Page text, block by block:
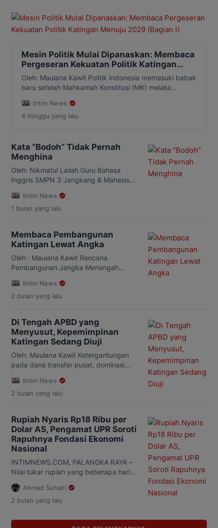
Mesin Politik Mulai Dipanaskan: Membaca
Pergeseran Kekuatan Politik Katingan
Menuju 2029 (Bagian I)
Oleh: Maulana Kawit Politik Indonesia memasuki babak
baru setelah Mahkamah Konstitusi (MK) melalui
pemisahan pelaksanaan Pemilu Nasional dan Pemilu
Daerah mulai tahun 2029. Putusan tersebut mengakhiri
legislatif, dan kepala daerah dalam satu siklus waktu
yang berdekatan. Perubahan ini bukan sekadar
Intim News
4 minggu yang lalu
Kata “Bodoh” Tidak Pernah
Menghina
Oleh: Nikmatul Lailah Guru Bahasa
Inggris SMPN 3 Jangkang & Mahasiswi
Universitas Negeri Semarang
INTIMNEWS.COM – Bahasa seringkali
kompleks dari semua itu. Yang
sesungguhnya bekerja adalah makna
yang lahir dari konteks, relasi sosial,
sejarah, budaya, dan tujuan
Intim News
1 bulan yang lalu
Membaca Pembangunan
Katingan Lewat Angka
Oleh : Maulana Kawit Rencana
Pembangunan Jangka Menengah
2025–2029 menempatkan visi
pembangunan daerah pada
mulia. Visi ini menjadi arah besar
pemerintahan Bupati Saiful dan Wakil
Bupati Firdaus dalam merancang
kebijakan pembangunan jangka
panjang. Namun, ketika visi itu dibaca
Pusat […]
Intim News
2 bulan yang lalu
Di Tengah APBD yang
Menyusut, Kepemimpinan
Katingan Sedang Diuji
Oleh: Maulana Kawit Ketergantungan
pada dana transfer pusat, dominasi
pembangunan, hingga persoalan
layanan air bersih menjadi ujian awal
2026 dalam situasi yang tidak mudah.
Di saat masyarakat berharap
percepatan pembangunan, terutama
perbaikan infrastruktur jalan,
peningkatan layanan kesehatan,
pendidikan yang lebih baik, serta
pemerataan pembangunan hingga […]
Intim News
2 bulan yang lalu
Rupiah Nyaris Rp18 Ribu per
Dolar AS, Pengamat UPR Soroti
Rapuhnya Fondasi Ekonomi
Nasional
INTIMNEWS.COM, PALANGKA RAYA –
Nilai tukar rupiah yang beberapa hari
lalu sempat menembus level Rp18.000
per dolar AS menjadi perhatian
berbagai kalangan. Meski kini berada
Kamis, 17 Juni 2026, kondisi tersebut
Ahmad Suhairi
2 bulan yang lalu